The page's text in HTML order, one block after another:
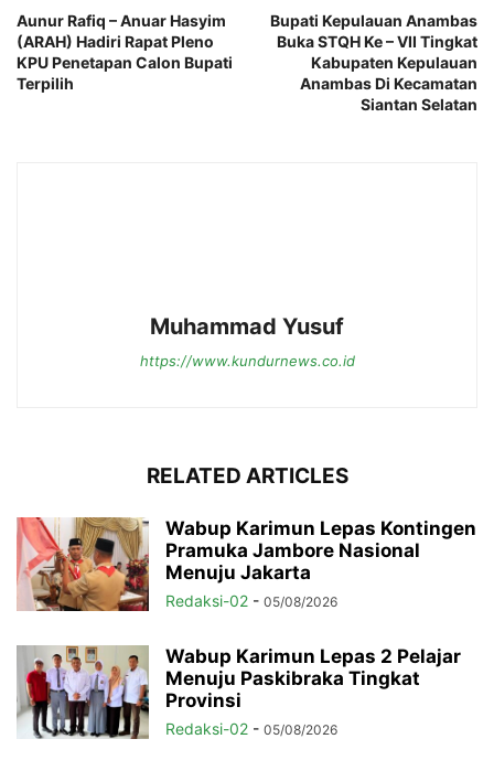
Aunur Rafiq – Anuar Hasyim
(ARAH) Hadiri Rapat Pleno
KPU Penetapan Calon Bupati
Terpilih
Bupati Kepulauan Anambas
Buka STQH Ke – VII Tingkat
Kabupaten Kepulauan
Anambas Di Kecamatan
Siantan Selatan
Muhammad Yusuf
https://www.kundurnews.co.id
RELATED ARTICLES
Wabup Karimun Lepas Kontingen
Pramuka Jambore Nasional
Menuju Jakarta
Redaksi-02 - 05/08/2026
Wabup Karimun Lepas 2 Pelajar
Menuju Paskibraka Tingkat
Provinsi
Redaksi-02 - 05/08/2026